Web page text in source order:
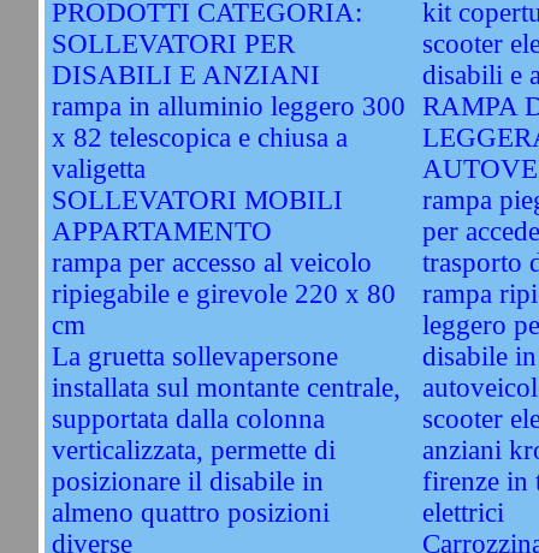
PRODOTTI CATEGORIA:
SOLLEVATORI PER
DISABILI E ANZIANI
rampa in alluminio leggero 300
x 82 telescopica e chiusa a
valigetta
SOLLEVATORI MOBILI
APPARTAMENTO
rampa per accesso al veicolo
ripiegabile e girevole 220 x 80
cm
La gruetta sollevapersone
installata sul montante centrale,
supportata dalla colonna
verticalizzata, permette di
posizionare il disabile in
almeno quattro posizioni
diverse
kit
scooter
disabili e
RAMPA
rampa
per
trasporto
rampa
leggero
disabile
scooter
anziani
firenze in
elettrici